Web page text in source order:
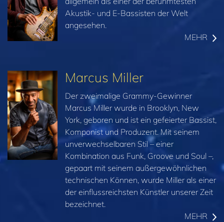
Akustik- und E-Bassisten der Welt
angesehen.
MEHR
Marcus Miller
Der zweimalige Grammy-Gewinner
Marcus Miller wurde in Brooklyn, New
York, geboren und ist ein gefeierter Bassist,
Komponist und Produzent. Mit seinem
unverwechselbaren Stil – einer
Kombination aus Funk, Groove und Soul –,
gepaart mit seinem außergewöhnlichen
technischen Können, wurde Miller als einer
der einflussreichsten Künstler unserer Zeit
bezeichnet.
MEHR